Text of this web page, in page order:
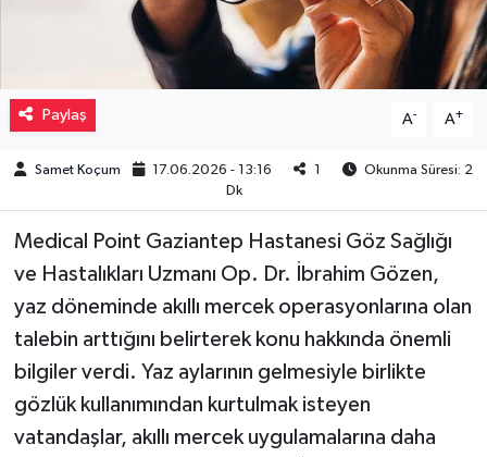
Paylaş A- A+
Samet Koçum 17.06.2026 - 13:16 1
Okunma Süresi: 2
Dk
Medical Point Gaziantep Hastanesi Göz Sağlığı
ve Hastalıkları Uzmanı Op. Dr. İbrahim Gözen,
yaz döneminde akıllı mercek operasyonlarına olan
talebin arttığını belirterek konu hakkında önemli
bilgiler verdi. Yaz aylarının gelmesiyle birlikte
gözlük kullanımından kurtulmak isteyen
vatandaşlar, akıllı mercek uygulamalarına daha
Sinemalar
Türkiye
Video Haber
Yaşam